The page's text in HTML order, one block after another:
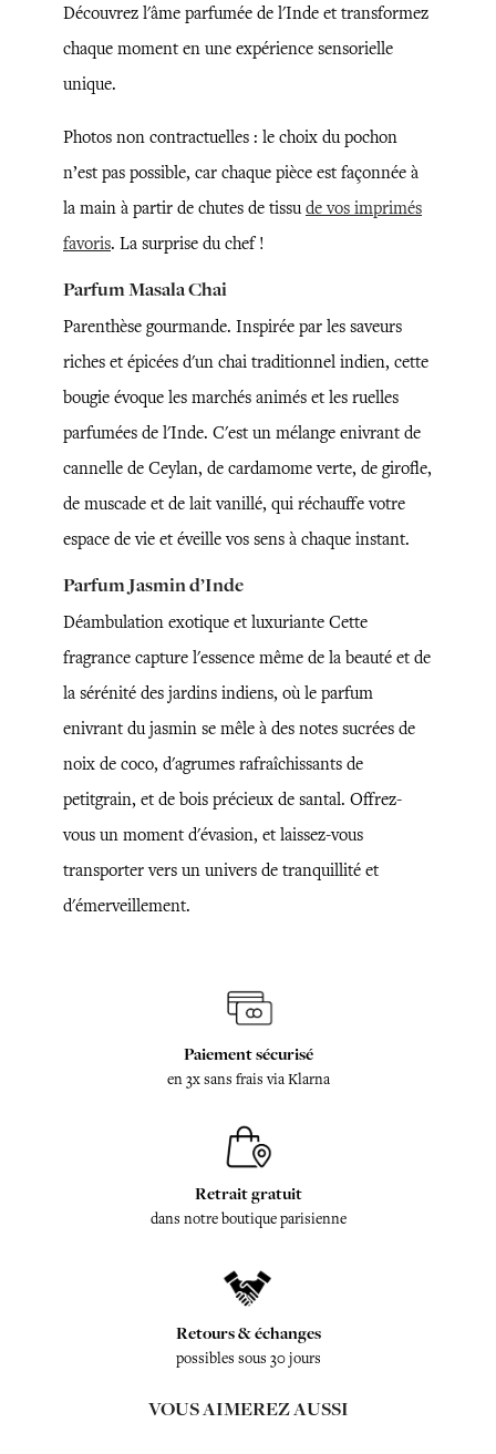
Découvrez l'âme parfumée de l'Inde et transformez
chaque moment en une expérience sensorielle
unique.
Photos non contractuelles : le choix du pochon
n’est pas possible, car chaque pièce est façonnée à
la main à partir de chutes de tissude vos imprimés
favoris. La surprise du chef !
Parfum Masala Chai
Parenthèse gourmande. Inspirée par les saveurs
riches et épicées d'un chai traditionnel indien, cette
bougie évoque les marchés animés et les ruelles
parfumées de l'Inde. C'est un mélange enivrant de
cannelle de Ceylan, de cardamome verte, de girofle,
de muscade et de lait vanillé, qui réchauffe votre
espace de vie et éveille vos sens à chaque instant.
Parfum Jasmin d’Inde
Déambulation exotique et luxuriante Cette
fragrance capture l'essence même de la beauté et de
la sérénité des jardins indiens, où le parfum
enivrant du jasmin se mêle à des notes sucrées de
noix de coco, d'agrumes rafraîchissants de
petitgrain, et de bois précieux de santal. Offrez-
vous un moment d'évasion, et laissez-vous
transporter vers un univers de tranquillité et
d'émerveillement.
Paiement sécurisé
en 3x sans frais via Klarna
Retrait gratuit
dans notre boutique parisienne
Retours & échanges
possibles sous 30 jours
VOUS AIMEREZ AUSSI